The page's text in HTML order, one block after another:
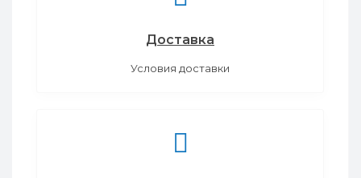
Доставка
Условия доставки